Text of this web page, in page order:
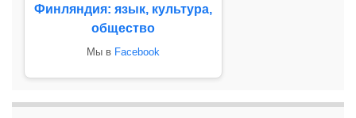
Финляндия: язык, культура,
общество
Мы в Facebook